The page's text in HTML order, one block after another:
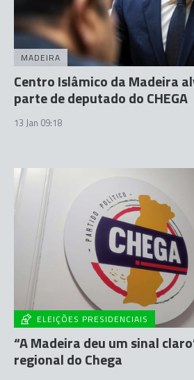
MADEIRA
Centro Islâmico da Madeira
parte de deputado do CHEGA
13 Jan 09:18
ELEIÇÕES PRESIDENCIAIS
“A Madeira deu um sinal
regional do Chega